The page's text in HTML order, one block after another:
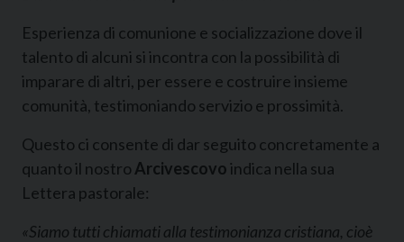
Esperienza di comunione e socializzazione dove il
talento di alcuni si incontra con la possibilità di
imparare di altri, per essere e costruire insieme
comunità, testimoniando servizio e prossimità.
Questo ci consente di dar seguito concretamente a
quanto il nostro Arcivescovo indica nella sua
Lettera pastorale:
«Siamo tutti chiamati alla testimonianza cristiana, cioè